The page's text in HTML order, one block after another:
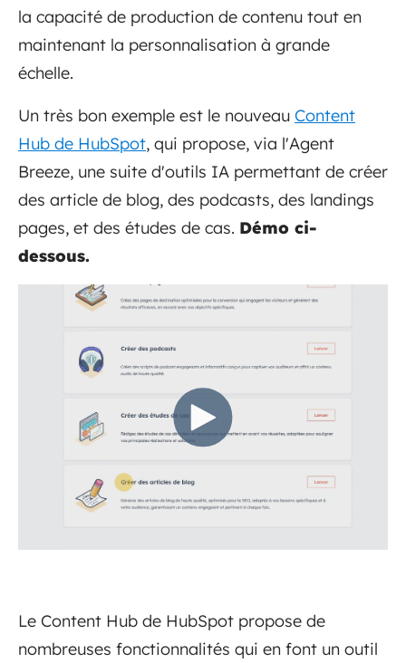
la capacité de production de contenu tout en
maintenant la personnalisation à grande
échelle.
Un très bon exemple est le nouveau Content
Hub de HubSpot, qui propose, via l'Agent
Breeze, une suite d'outils IA permettant de créer
des article de blog, des podcasts, des landings
pages, et des études de cas. Démo ci-
dessous.
Le Content Hub de HubSpot propose de
nombreuses fonctionnalités qui en font un outil